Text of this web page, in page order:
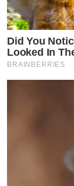
Did You
Looked In
BRAINBERRIES